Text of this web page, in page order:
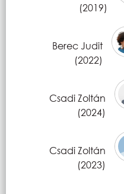
(2019)
Berec Judit
(2022)
Csadi Zoltán
(2024)
Csadi Zoltán
(2023)